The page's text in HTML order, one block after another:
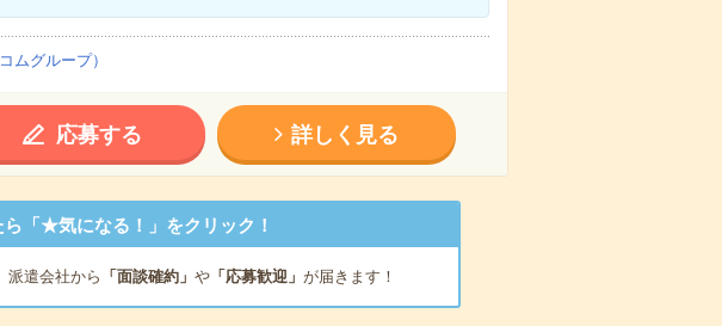
ムグループ）
応募する 詳しく見る
「★気になる！」をクリック！
派遣会社から 「面談確約」 や「応募歓迎」 が届きます！